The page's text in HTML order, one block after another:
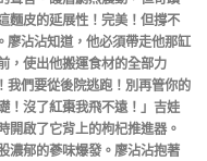
麵皮的延展性！完美！但撐不
沾沾知道，他必須帶走他那缸
，使出他搬運食材的全部力
們要從後院逃跑！別再管你的
！沒了紅棗我飛不遠！」吉娃
開啟了它背上的枸杞推進器。
濃郁的蔘味爆發。廖沾沾抱著